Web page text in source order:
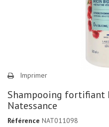
Imprimer
Shampooing fortifiant
Natessance
Référence NAT011098